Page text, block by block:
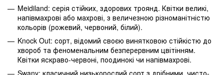
Meidiland: серія стійких, здорових троянд. Квітки великі,
напівмахрові або махрові, з величезною різноманітністю
кольорів (рожевий, червоний, білий).
Knock Out: сорт, відомий своєю винятковою стійкістю до
хвороб та феноменальним безперервним цвітінням.
Квітки яскраво-червоні, поодинокі чи напівмахрові.